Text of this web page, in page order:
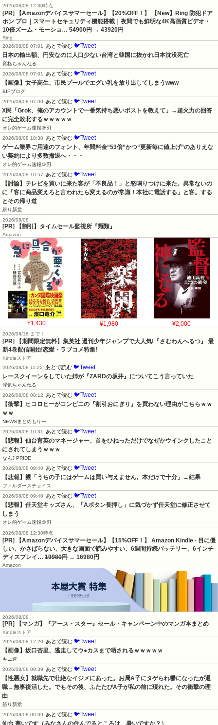
2026/08/08 12:30時点
[PR] 【Amazonデバイスサマーセール】【20%OFF！】 【New】Ring 防犯ドア
ホン プロ｜スマートセキュリティ機能搭載｜夜間でも鮮明な4K高画質ビデオ・
10倍ズーム・モーショ… 54900円 → 43920円
Ring
2026/08/08 07:01
あとで読む 🐦Tweet
日本の輸出額、円安なのに人口少ない台湾と韓国に抜かれ日本沈没死亡
資格ちゃんねる
2026/08/08 07:01
あとで読む 🐦Tweet
【画像】女子高生、市民プールでエグい乳を放り出してしまうwww
BIPブログ
2026/08/08 07:00
あとで読む 🐦Tweet
X民「Grok、俺のアカウントで一番気持ち悪いポストを教えて」→超火力の回答
に完全敗北するｗｗｗｗｗ
オレ的ゲーム速報＠刃
2026/08/08 10:30
あとで読む 🐦Tweet
ゲーム業界ご用達のフォント、年間料金“53倍”かつ“更新毎に値上げ”のありえな
い契約により多数撤退へ・・・
オレ的ゲーム速報＠刃
2026/08/08 10:57
あとで読む 🐦Tweet
【討論】テレビを買いに来た客が「不良品！」と怒鳴りつけに来た。異常ないの
に「客に商品変えろと言われたら変えるのが常識！本社に電話する」と客。する
とその帰り道
怒り新党
2026/08/08
[PR] 【割引】タイムセール監視所『麺類』
Amazon
¥1,430 ¥1,980 ¥2,000
2026/08/18 まで！
[PR] 【期間限定無料】集英社 週刊少年ジャンプで大人気!『さむわんへるつ』 最
新4巻配信開始!恋愛・ラブコメ特集!
Kindleストア
2026/08/08 11:22
あとで読む 🐦Tweet
レースクイーンをしていた姉が『ZARDの坂井』についてこう言っていた
浮気ちゃんねる
2026/08/08 08:12
あとで読む 🐦Tweet
【衝撃】ヒコロヒーがコンビニの『割引おにぎり』を買わない理由がこちらｗｗ
ｗｗ
NEWSまとめもりー
2026/08/08 10:31
あとで読む 🐦Tweet
【悲報】仙台育英のマネージャー、首をひねっただけでなぜかウインクしたこと
にされてしまうｗｗｗ
なんJ PRIDE
2026/08/08 09:40
あとで読む 🐦Tweet
【悲報】親「うちの子にはゲームは買い与えません。本だけで十分」→結果
フィルダースチョイス
2026/08/08 09:40
あとで読む 🐦Tweet
【悲報】任天堂キッズさん、「Aボタン長押し」に気づかず任天堂に修正させて
しまう
オレ的ゲーム速報＠刃
2026/08/08 12:30時点
[PR] 【Amazonデバイスサマーセール】【15%OFF！】 Amazon Kindle - 目に優
しい、かさばらない、大きな画面で読みやすい、6週間持続バッテリー、6インチ
ディスプレイ… 19980円 → 16980円
Amazon
2026/08/08
[PR] 【マンガ】『アース・スター』セール・キャンペーン中のマンガ本まとめ
Kindleストア
2026/08/08 12:20
あとで読む 🐦Tweet
【画像】坂口杏里、逃走してウ●カスまで晒されるｗｗｗｗｗ
キニ速
2026/08/08 09:39
あとで読む 🐦Tweet
【性悪女】就職先で壮絶なイジメにあった。お局A子にタゲられ鬱になったが退
職→無事復活した。でもその後、ふたたびA子が私の前に現れた。その衝撃の理
由
怒り新党
2026/08/08 09:39
あとで読む 🐦Tweet